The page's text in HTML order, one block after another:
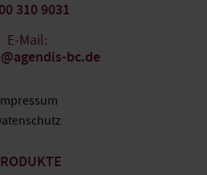
310 9031
E-Mail:
bc.de